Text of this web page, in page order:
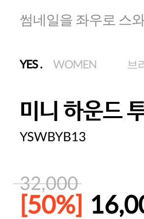
썸네일을 좌우로 스
YES. WOMEN 브
미니 하운드
YSWBYB13
32,000
[50%]